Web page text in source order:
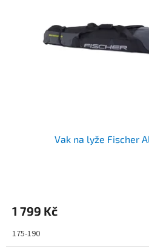
Vak na lyže Fischer
1 799 Kč
175-190